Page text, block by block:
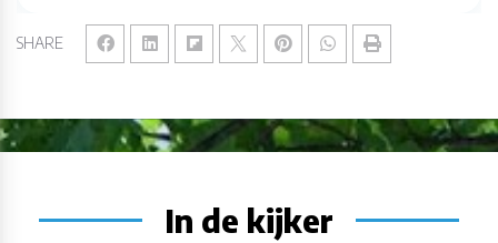
SHARE
In de kijker